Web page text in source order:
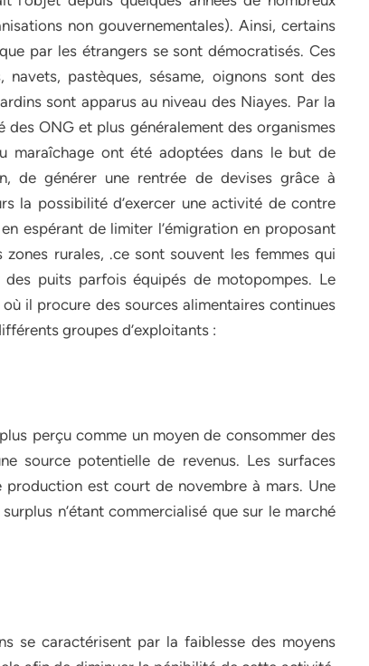
non gouvernementales). Ainsi, certains
par les étrangers se sont démocratisés. Ces
pastèques, sésame, oignons sont des
sont apparus au niveau des Niayes. Par la
des ONG et plus généralement des organismes
maraîchage ont été adoptées dans le but de
de générer une rentrée de devises grâce à
la possibilité d’exercer une activité de contre
espérant de limiter l’émigration en proposant
rurales, .ce sont souvent les femmes qui
puits parfois équipés de motopompes. Le
il procure des sources alimentaires continues
groupes d’exploitants :
perçu comme un moyen de consommer des
source potentielle de revenus. Les surfaces
est court de novembre à mars. Une
n’étant commercialisé que sur le marché
se caractérisent par la faiblesse des moyens